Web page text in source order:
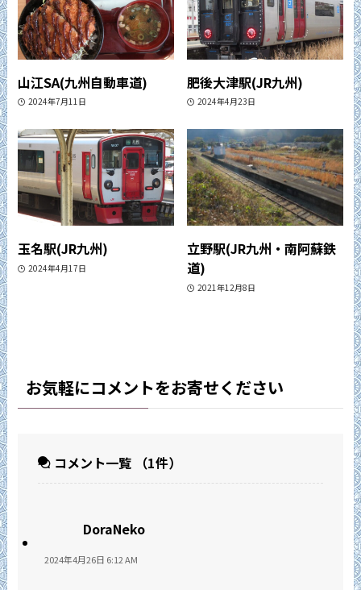
山江SA(九州自動車道)
2024年7月11日
肥後大津駅(JR九州)
2024年4月23日
玉名駅(JR九州)
2024年4月17日
立野駅(JR九州・南阿蘇鉄
道)
2021年12月8日
お気軽にコメントをお寄せください
コメント一覧 （1件）
DoraNeko
2024年4月26日 6:12 AM